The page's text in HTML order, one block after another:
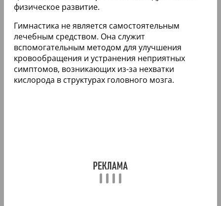
физическое развитие.
Гимнастика не является самостоятельным
лечебным средством. Она служит
вспомогательным методом для улучшения
кровообращения и устранения неприятных
симптомов, возникающих из-за нехватки
кислорода в структурах головного мозга.